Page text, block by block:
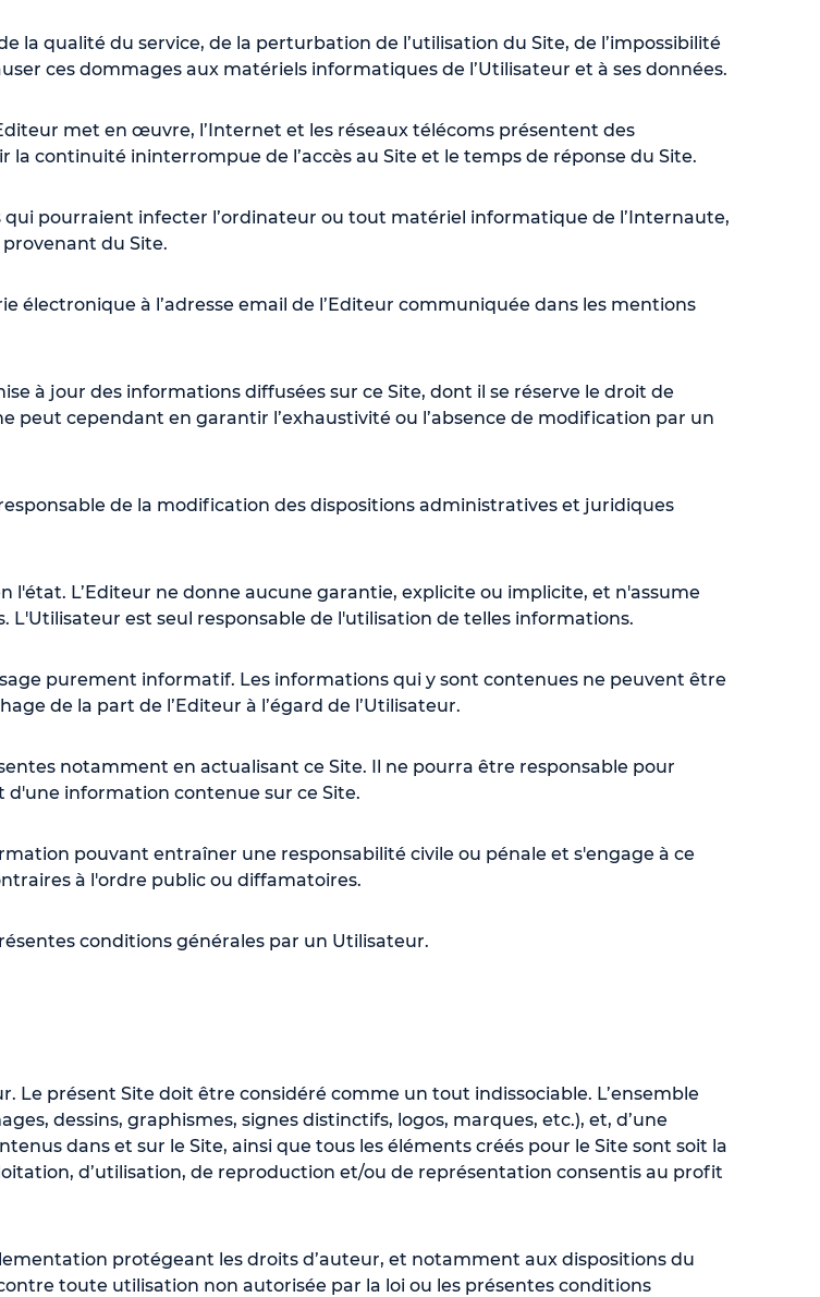
la qualité du service, de la perturbation de l’utilisation du Site, de l’impossibilité
ces dommages aux matériels informatiques de l’Utilisateur et à ses données.
met en œuvre, l’Internet et les réseaux télécoms présentent des
continuité ininterrompue de l’accès au Site et le temps de réponse du Site.
pourraient infecter l’ordinateur ou tout matériel informatique de l’Internaute,
provenant du Site.
électronique à l’adresse email de l’Editeur communiquée dans les mentions
à jour des informations diffusées sur ce Site, dont il se réserve le droit de
peut cependant en garantir l’exhaustivité ou l’absence de modification par un
de la modification des dispositions administratives et juridiques
l'état. L’Editeur ne donne aucune garantie, explicite ou implicite, et n'assume
est seul responsable de l'utilisation de telles informations.
purement informatif. Les informations qui y sont contenues ne peuvent être
de la part de l’Editeur à l’égard de l’Utilisateur.
notamment en actualisant ce Site. Il ne pourra être responsable pour
information contenue sur ce Site.
pouvant entraîner une responsabilité civile ou pénale et s'engage à ce
à l'ordre public ou diffamatoires.
conditions générales par un Utilisateur.
Le présent Site doit être considéré comme un tout indissociable. L’ensemble
dessins, graphismes, signes distinctifs, logos, marques, etc.), et, d’une
dans et sur le Site, ainsi que tous les éléments créés pour le Site sont soit la
d’utilisation, de reproduction et/ou de représentation consentis au profit
protégeant les droits d’auteur, et notamment aux dispositions du
toute utilisation non autorisée par la loi ou les présentes conditions